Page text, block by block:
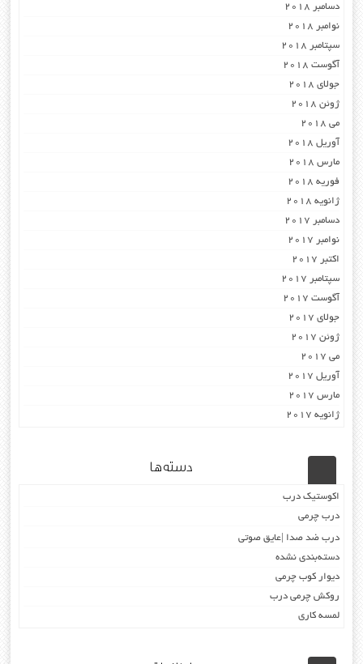
دسامبر 2018
نوامبر 2018
سپتامبر 2018
آگوست 2018
جولای 2018
ژوئن 2018
می 2018
آوریل 2018
مارس 2018
فوریه 2018
ژانویه 2018
دسامبر 2017
نوامبر 2017
اکتبر 2017
سپتامبر 2017
آگوست 2017
جولای 2017
ژوئن 2017
می 2017
آوریل 2017
مارس 2017
ژانویه 2017
دسته‌ها
اکوستیک درب
درب چرمی
درب ضد صدا |عایق صوتی
دسته‌بندی نشده
دیوار کوب چرمی
روکش چرمی درب
لمسه کاری